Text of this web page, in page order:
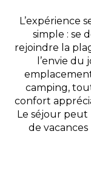
L’expérience
simple : se
rejoindre la
l’envie
camping,
confort
Le séjour peut
de vacances